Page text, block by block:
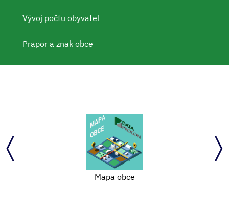
Vývoj počtu obyvatel
Prapor a znak obce
Mapa obce